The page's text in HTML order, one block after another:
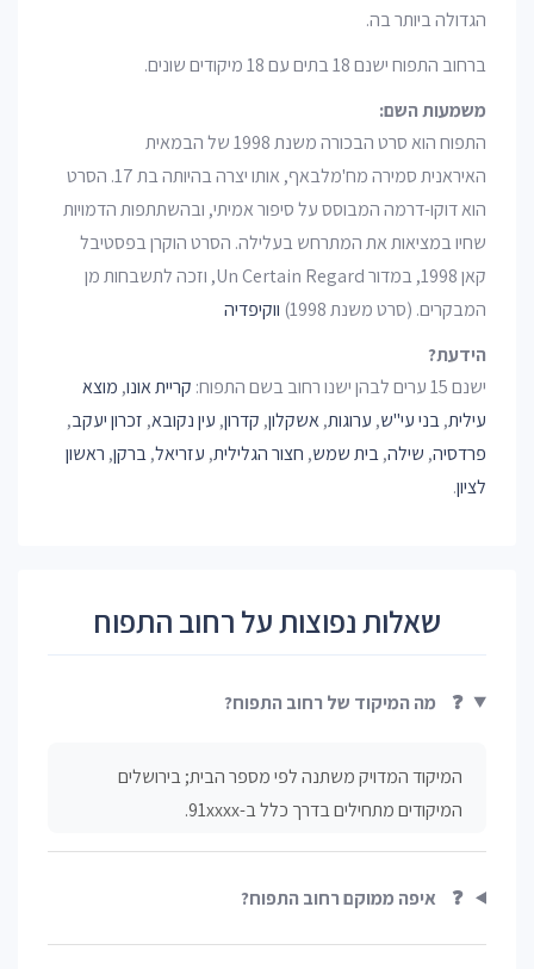
הגדולה ביותר בה.
ברחוב התפוח ישנם 18 בתים עם 18 מיקודים שונים.
משמעות השם:
התפוח הוא סרט הבכורה משנת 1998 של הבמאית
האיראנית סמירה מח'מלבאף, אותו יצרה בהיותה בת 17. הסרט
הוא דוקו-דרמה המבוסס על סיפור אמיתי, ובהשתתפות הדמויות
שחיו במציאות את המתרחש בעלילה. הסרט הוקרן בפסטיבל
קאן 1998, במדור Un Certain Regard, וזכה לתשבחות מן
המבקרים. (סרט משנת 1998)
ווקיפדיה
הידעת?
ישנם 15 ערים לבהן ישנו רחוב בשם התפוח:
קריית אונו, מוצא
עילית,בני עי"ש, ערוגות,אשקלון, קדרון, עין נקובא, זכרון יעקב,
פרדסיה, שילה,בית שמש, חצור הגלילית, עזריאל,ברקן, ראשון
לציון.
שאלות נפוצות על רחוב התפוח
❓ מה המיקוד של רחוב התפוח?
המיקוד המדויק משתנה לפי מספר הבית; בירושלים
המיקודים מתחילים בדרך כלל ב-91xxxx.
❓ איפה ממוקם רחוב התפוח?